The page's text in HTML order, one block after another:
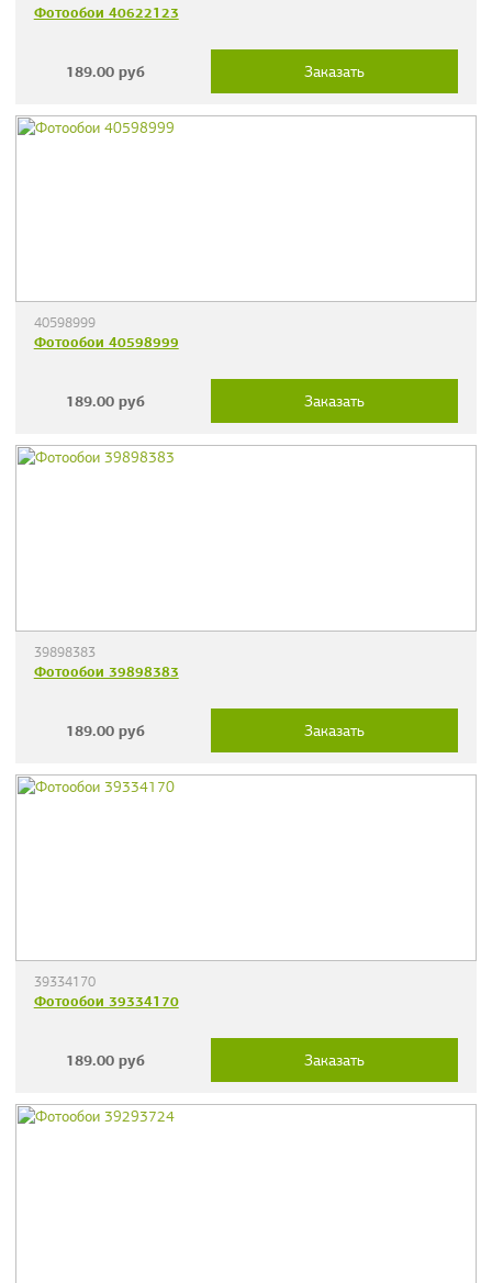
Фотообои 40622123
189.00 руб Заказать
40598999
Фотообои 40598999
189.00 руб Заказать
39898383
Фотообои 39898383
189.00 руб Заказать
39334170
Фотообои 39334170
189.00 руб Заказать